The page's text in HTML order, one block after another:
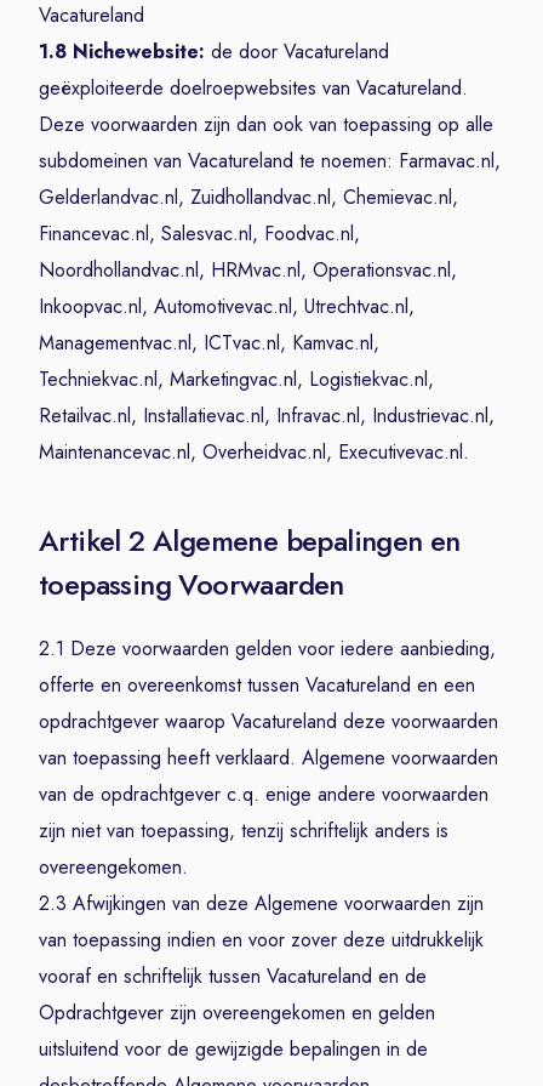
Vacatureland
1.8 Nichewebsite: de door Vacatureland
geëxploiteerde doelroepwebsites van Vacatureland.
Deze voorwaarden zijn dan ook van toepassing op alle
subdomeinen van Vacatureland te noemen: Farmavac.nl,
Gelderlandvac.nl, Zuidhollandvac.nl, Chemievac.nl,
Financevac.nl, Salesvac.nl, Foodvac.nl,
Noordhollandvac.nl, HRMvac.nl, Operationsvac.nl,
Inkoopvac.nl, Automotivevac.nl, Utrechtvac.nl,
Managementvac.nl, ICTvac.nl, Kamvac.nl,
Techniekvac.nl, Marketingvac.nl, Logistiekvac.nl,
Retailvac.nl, Installatievac.nl, Infravac.nl, Industrievac.nl,
Maintenancevac.nl, Overheidvac.nl, Executivevac.nl.
Artikel 2 Algemene bepalingen en
toepassing Voorwaarden
2.1 Deze voorwaarden gelden voor iedere aanbieding,
offerte en overeenkomst tussen Vacatureland en een
opdrachtgever waarop Vacatureland deze voorwaarden
van toepassing heeft verklaard. Algemene voorwaarden
van de opdrachtgever c.q. enige andere voorwaarden
zijn niet van toepassing, tenzij schriftelijk anders is
overeengekomen.
2.3 Afwijkingen van deze Algemene voorwaarden zijn
van toepassing indien en voor zover deze uitdrukkelijk
vooraf en schriftelijk tussen Vacatureland en de
Opdrachtgever zijn overeengekomen en gelden
uitsluitend voor de gewijzigde bepalingen in de